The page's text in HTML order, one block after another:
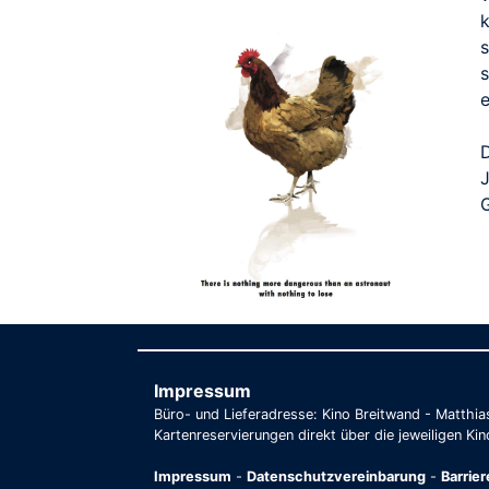
Impressum
Büro- und Lieferadresse: Kino Breitwand -
Kartenreservierungen direkt über die jeweiligen
Impressum - Datenschutzvereinbarung -